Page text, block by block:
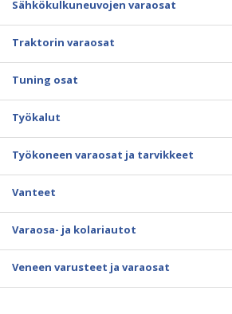
Sähkökulkuneuvojen varaosat
Traktorin varaosat
Tuning osat
Työkalut
Työkoneen varaosat ja tarvikkeet
Vanteet
Varaosa- ja kolariautot
Veneen varusteet ja varaosat